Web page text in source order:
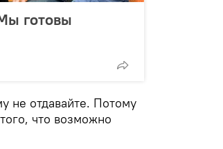
готовы
не отдавайте. Потому
что возможно